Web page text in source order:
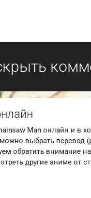
Man онлайн и в
выбрать перевод
обратить внимание
другие аниме от